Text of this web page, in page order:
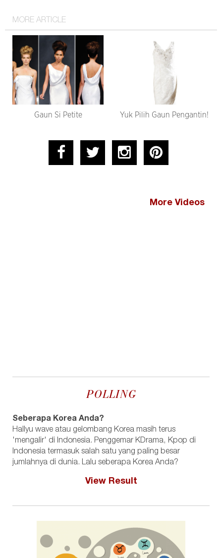
MORE ARTICLE
Gaun Si Petite Yuk Pilih Gaun Pengantin!
More Videos
POLLING
Seberapa Korea Anda?
Hallyu wave atau gelombang Korea masih terus
'mengalir' di Indonesia. Penggemar KDrama, Kpop di
Indonesia termasuk salah satu yang paling besar
jumlahnya di dunia. Lalu seberapa Korea Anda?
View Result